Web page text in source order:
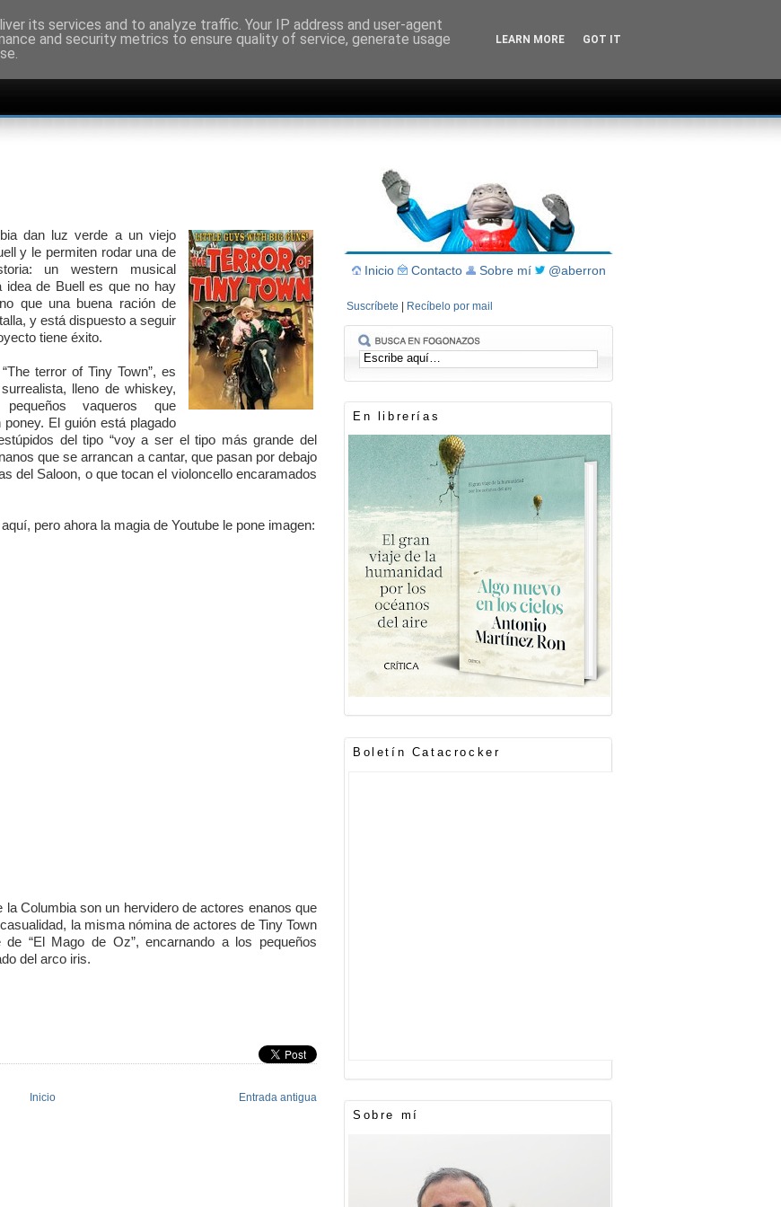
dan luz verde a un viejo
y le permiten rodar una de
un western musical
idea de Buell es que no hay
que una buena ración de
y está dispuesto a seguir
tiene éxito.
terror of Tiny Town”, es
lleno de whiskey,
vaqueros que
poney. El guión está plagado
del tipo “voy a ser el tipo más grande del
que se arrancan a cantar, que pasan por debajo
del Saloon, o que tocan el violoncello encaramados
pero ahora la magia de Youtube le pone imagen:
Columbia son un hervidero de actores enanos que
la misma nómina de actores de Tiny Town
“El Mago de Oz”, encarnando a los pequeños
del arco iris.
Entrada antigua
Inicio
Inicio Contacto Sobre mí @aberron
Suscríbete Recíbelo por mail
En librerías
Boletín Catacrocker
Sobre mí
its services and to analyze traffic. Your IP address and user-agent
and security metrics to ensure quality of service, generate usage
LEARN MORE GOT IT